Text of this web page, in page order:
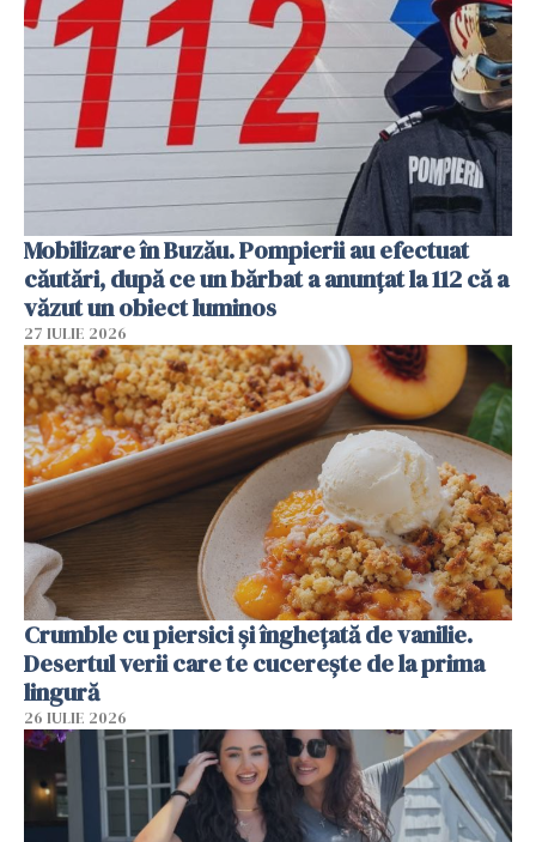
Mobilizare în Buzău. Pompierii au efectuat
căutări, după ce un bărbat a anunțat la 112 că a
văzut un obiect luminos
27 IULIE 2026
Crumble cu piersici și înghețată de vanilie.
Desertul verii care te cucerește de la prima
lingură
26 IULIE 2026